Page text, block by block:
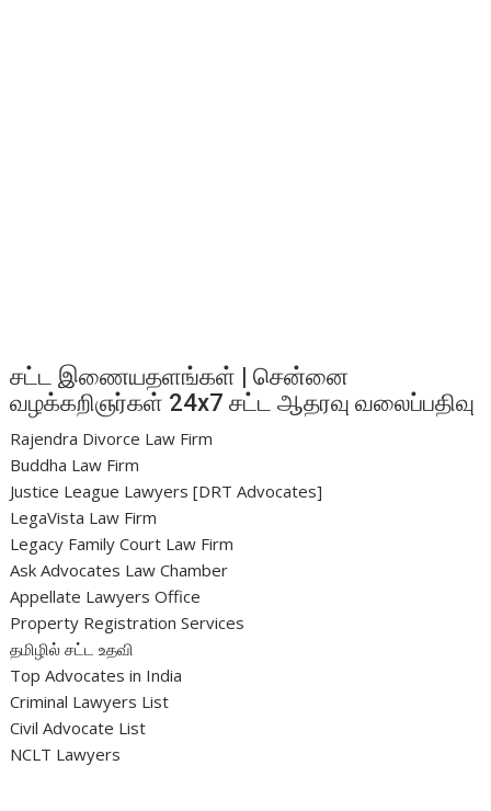
சட்ட இணையதளங்கள் | சென்னை
வழக்கறிஞர்கள் 24x7 சட்ட ஆதரவு வலைப்பதிவு
Rajendra Divorce Law Firm
Buddha Law Firm
Justice League Lawyers [DRT Advocates]
LegaVista Law Firm
Legacy Family Court Law Firm
Ask Advocates Law Chamber
Appellate Lawyers Office
Property Registration Services
தமிழில் சட்ட உதவி
Top Advocates in India
Criminal Lawyers List
Civil Advocate List
NCLT Lawyers